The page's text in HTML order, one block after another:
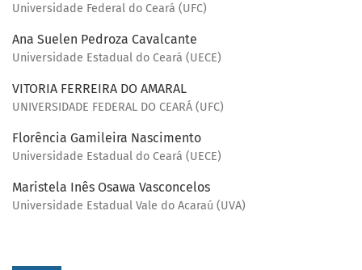
Universidade Federal do Ceará (UFC)
Ana Suelen Pedroza Cavalcante
Universidade Estadual do Ceará (UECE)
VITORIA FERREIRA DO AMARAL
UNIVERSIDADE FEDERAL DO CEARÁ (UFC)
Florência Gamileira Nascimento
Universidade Estadual do Ceará (UECE)
Maristela Inês Osawa Vasconcelos
Universidade Estadual Vale do Acaraú (UVA)